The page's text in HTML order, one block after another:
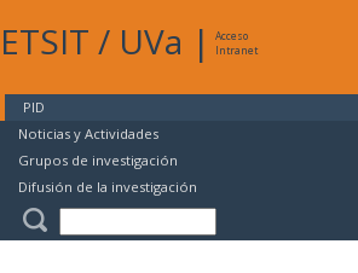
ETSIT / UVa |
Acceso
Intranet
PID
Noticias y Actividades
Grupos de investigación
Difusión de la investigación